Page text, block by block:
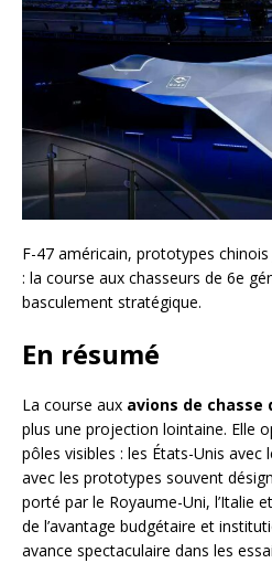
F-47 américain, prototypes chinois
: la course aux chasseurs de 6e
basculement stratégique.
En résumé
La course aux avions de chasse
plus une projection lointaine. Elle
pôles visibles : les États-Unis avec
avec les prototypes souvent
porté par le Royaume-Uni, l’Italie
de l’avantage budgétaire et
avance spectaculaire dans les